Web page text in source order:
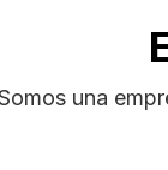
una